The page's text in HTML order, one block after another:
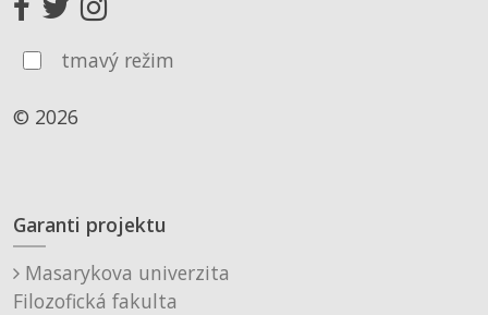
tmavý režim
© 2026
Garanti projektu
Masarykova univerzita
Filozofická fakulta